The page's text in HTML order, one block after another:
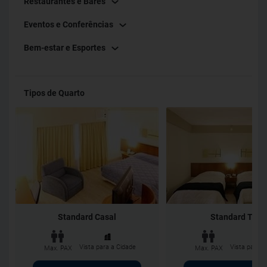
Eventos e Conferências
Bem-estar e Esportes
Tipos de Quarto
Standard Casal
Max. PAX Vista para a Cidade
Standard Twin
Max. PAX Vista para a